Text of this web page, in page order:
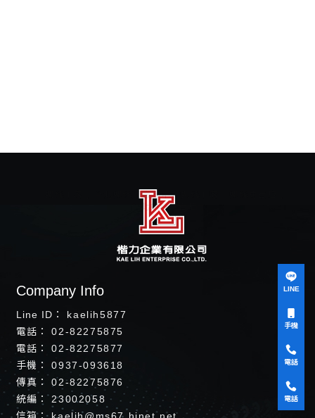
kaelih5877
02-82275875
02-82275877
0937-093618
02-82275876
23002058
kaelih@ms67.hinet.net
台北螺絲工廠 中和螺絲工廠
台北螺絲專賣店
LINE
手機
電話
電話